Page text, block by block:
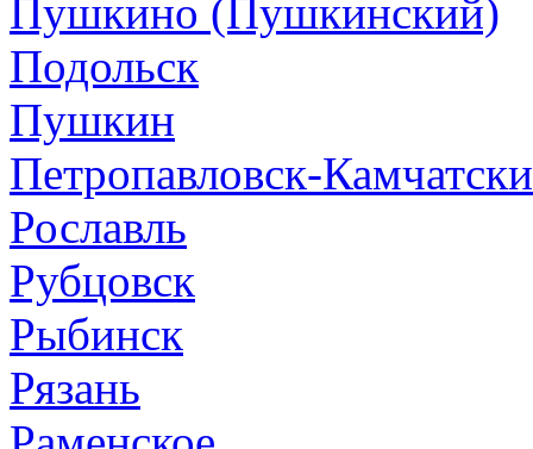
Пушкино (Пушкинский)
Подольск
Пушкин
Петропавловск-
Рославль
Рубцовск
Рыбинск
Рязань